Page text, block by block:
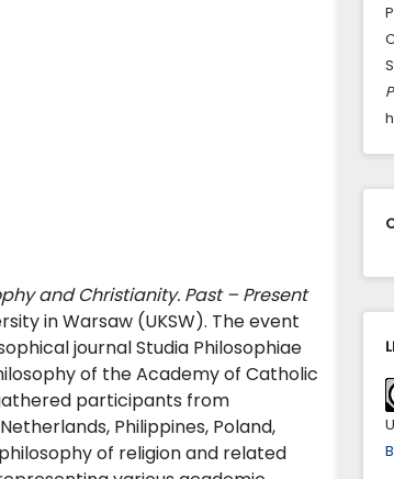
and Christianity. Past – Present
in Warsaw (UKSW). The event
journal Studia Philosophiae
of the Academy of Catholic
participants from
Philippines, Poland,
of religion and related